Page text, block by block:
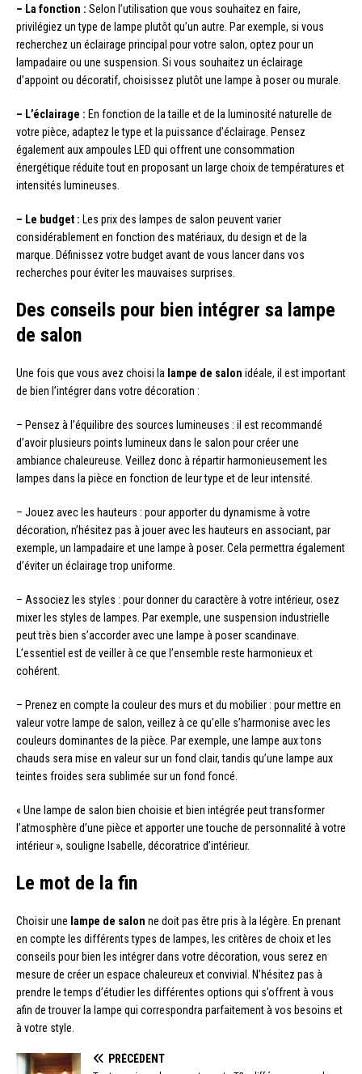
– La fonction : Selon l’utilisation que vous souhaitez en faire,
privilégiez un type de lampe plutôt qu’un autre. Par exemple, si vous
recherchez un éclairage principal pour votre salon, optez pour un
lampadaire ou une suspension. Si vous souhaitez un éclairage
d’appoint ou décoratif, choisissez plutôt une lampe à poser ou murale.
– L’éclairage : En fonction de la taille et de la luminosité naturelle de
votre pièce, adaptez le type et la puissance d’éclairage. Pensez
également aux ampoules LED qui offrent une consommation
énergétique réduite tout en proposant un large choix de températures et
intensités lumineuses.
– Le budget : Les prix des lampes de salon peuvent varier
considérablement en fonction des matériaux, du design et de la
marque. Définissez votre budget avant de vous lancer dans vos
recherches pour éviter les mauvaises surprises.
Des conseils pour bien intégrer sa lampe
de salon
Une fois que vous avez choisi la lampe de salon idéale, il est important
de bien l’intégrer dans votre décoration :
– Pensez à l’équilibre des sources lumineuses : il est recommandé
d’avoir plusieurs points lumineux dans le salon pour créer une
ambiance chaleureuse. Veillez donc à répartir harmonieusement les
lampes dans la pièce en fonction de leur type et de leur intensité.
– Jouez avec les hauteurs : pour apporter du dynamisme à votre
décoration, n’hésitez pas à jouer avec les hauteurs en associant, par
exemple, un lampadaire et une lampe à poser. Cela permettra également
d’éviter un éclairage trop uniforme.
– Associez les styles : pour donner du caractère à votre intérieur, osez
mixer les styles de lampes. Par exemple, une suspension industrielle
peut très bien s’accorder avec une lampe à poser scandinave.
L’essentiel est de veiller à ce que l’ensemble reste harmonieux et
cohérent.
– Prenez en compte la couleur des murs et du mobilier : pour mettre en
valeur votre lampe de salon, veillez à ce qu’elle s’harmonise avec les
couleurs dominantes de la pièce. Par exemple, une lampe aux tons
chauds sera mise en valeur sur un fond clair, tandis qu’une lampe aux
teintes froides sera sublimée sur un fond foncé.
« Une lampe de salon bien choisie et bien intégrée peut transformer
l’atmosphère d’une pièce et apporter une touche de personnalité à votre
intérieur », souligne Isabelle, décoratrice d’intérieur.
Le mot de la fin
Choisir une lampe de salon ne doit pas être pris à la légère. En prenant
en compte les différents types de lampes, les critères de choix et les
conseils pour bien les intégrer dans votre décoration, vous serez en
mesure de créer un espace chaleureux et convivial. N’hésitez pas à
prendre le temps d’étudier les différentes options qui s’offrent à vous
afin de trouver la lampe qui correspondra parfaitement à vos besoins et
à votre style.
PRÉCÉDENT